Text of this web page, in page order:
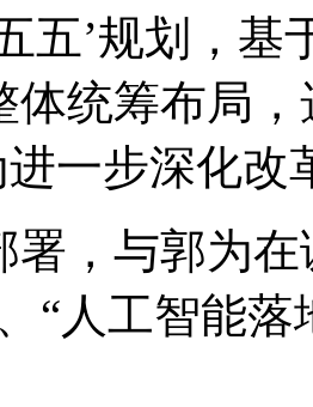
五’规划
整体统筹布局
进一步深化
，与郭
、“人工智